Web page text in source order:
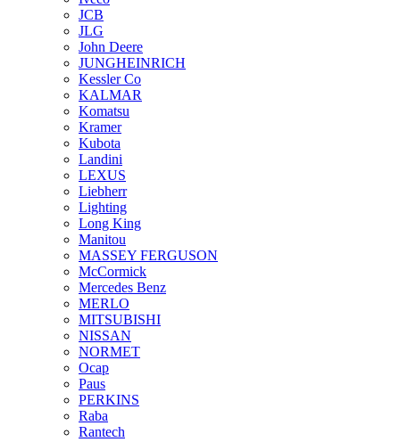
JCB
JLG
John Deere
JUNGHEINRICH
Kessler Co
KALMAR
Komatsu
Kramer
Kubota
Landini
LEXUS
Liebherr
Lighting
Long King
Manitou
MASSEY FERGUSON
McCormick
Mercedes Benz
MERLO
MITSUBISHI
NISSAN
NORMET
Ocap
Paus
PERKINS
Raba
Rantech